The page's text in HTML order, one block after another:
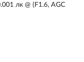
лк @ (F1.6, AGC